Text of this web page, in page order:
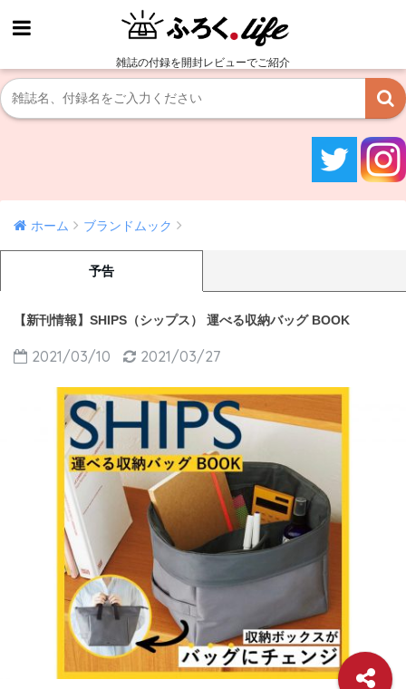
雑誌の付録を開封レビューでご紹介
ホーム ブランドムック
予告
【新刊情報】SHIPS（シップス） 運べる収納バッグ BOOK
2021/03/10 2021/03/27